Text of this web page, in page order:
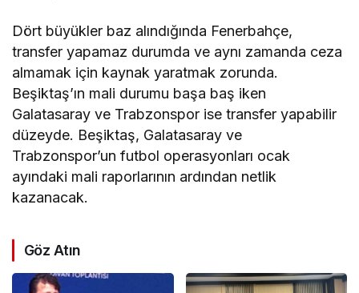
Dört büyükler baz alındığında Fenerbahçe,
transfer yapamaz durumda ve aynı zamanda ceza
almamak için kaynak yaratmak zorunda.
Beşiktaş’ın mali durumu başa baş iken
Galatasaray ve Trabzonspor ise transfer yapabilir
düzeyde. Beşiktaş, Galatasaray ve
Trabzonspor’un futbol operasyonları ocak
ayındaki mali raporlarının ardından netlik
kazanacak.
Göz Atın